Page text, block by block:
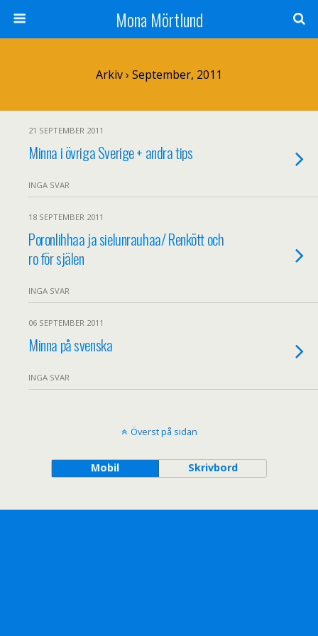
Mona Mörtlund
Arkiv › September, 2011
21 SEPTEMBER 2011
Minna i övriga Sverige + andra tips
INGA SVAR
18 SEPTEMBER 2011
Poronlihhaa ja sielunrauhaa/ Renkött och
ro för själen
INGA SVAR
06 SEPTEMBER 2011
Minna på svenska
INGA SVAR
Överst på sidan
Mobil Skrivbord